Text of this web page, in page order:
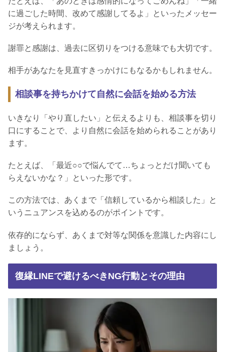
に過ごした時間、改めて感謝してるよ」といったメッセー
ジが考えられます。
謝罪と感謝は、過去に区切りをつける意味でも大切です。
相手があなたを見直すきっかけにもなるかもしれません。
相談事を持ちかけて自然に会話を始める方法
いきなり「やり直したい」と伝えるよりも、相談事を切り
口にすることで、より自然に会話を始められることがあり
ます。
たとえば、「最近○○で悩んでて…ちょっとだけ聞いても
らえないかな？」といった形です。
この方法では、あくまで「信頼しているから相談した」と
いうニュアンスを込めるのがポイントです。
依存的にならず、あくまで対等な関係を意識した内容にし
ましょう。
復縁LINEで避けるべきNG行動とその理由